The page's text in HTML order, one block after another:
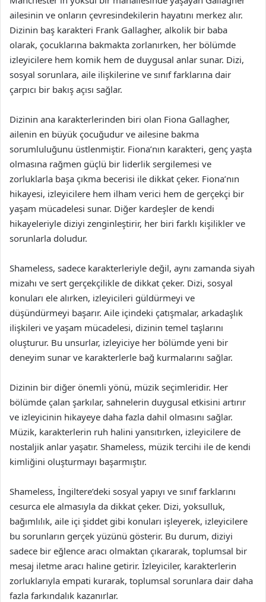
ailesinin ve onların çevresindekilerin hayatını merkez alır.
Dizinin baş karakteri Frank Gallagher, alkolik bir baba
olarak, çocuklarına bakmakta zorlanırken, her bölümde
izleyicilere hem komik hem de duygusal anlar sunar. Dizi,
sosyal sorunlara, aile ilişkilerine ve sınıf farklarına dair
çarpıcı bir bakış açısı sağlar.
Dizinin ana karakterlerinden biri olan Fiona Gallagher,
ailenin en büyük çocuğudur ve ailesine bakma
sorumluluğunu üstlenmiştir. Fiona’nın karakteri, genç yaşta
olmasına rağmen güçlü bir liderlik sergilemesi ve
zorluklarla başa çıkma becerisi ile dikkat çeker. Fiona’nın
hikayesi, izleyicilere hem ilham verici hem de gerçekçi bir
yaşam mücadelesi sunar. Diğer kardeşler de kendi
hikayeleriyle diziyi zenginleştirir, her biri farklı kişilikler ve
sorunlarla doludur.
Shameless, sadece karakterleriyle değil, aynı zamanda siyah
mizahı ve sert gerçekçilikle de dikkat çeker. Dizi, sosyal
konuları ele alırken, izleyicileri güldürmeyi ve
düşündürmeyi başarır. Aile içindeki çatışmalar, arkadaşlık
ilişkileri ve yaşam mücadelesi, dizinin temel taşlarını
oluşturur. Bu unsurlar, izleyiciye her bölümde yeni bir
deneyim sunar ve karakterlerle bağ kurmalarını sağlar.
Dizinin bir diğer önemli yönü, müzik seçimleridir. Her
bölümde çalan şarkılar, sahnelerin duygusal etkisini artırır
ve izleyicinin hikayeye daha fazla dahil olmasını sağlar.
Müzik, karakterlerin ruh halini yansıtırken, izleyicilere de
nostaljik anlar yaşatır. Shameless, müzik tercihi ile de kendi
kimliğini oluşturmayı başarmıştır.
Shameless, İngiltere’deki sosyal yapıyı ve sınıf farklarını
cesurca ele almasıyla da dikkat çeker. Dizi, yoksulluk,
bağımlılık, aile içi şiddet gibi konuları işleyerek, izleyicilere
bu sorunların gerçek yüzünü gösterir. Bu durum, diziyi
sadece bir eğlence aracı olmaktan çıkararak, toplumsal bir
mesaj iletme aracı haline getirir. İzleyiciler, karakterlerin
zorluklarıyla empati kurarak, toplumsal sorunlara dair daha
fazla farkındalık kazanırlar.